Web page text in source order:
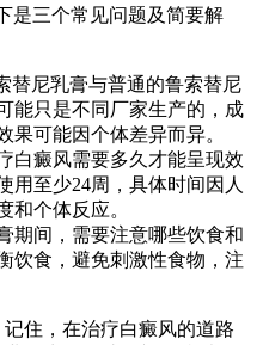
是三个常见问题及简要解
替尼乳膏与普通的鲁索替尼
能只是不同厂家生产的，成
果可能因个体差异而异。
白癜风需要多久才能呈现效
用至少24周，具体时间因人
和个体反应。
期间，需要注意哪些饮食和
饮食，避免刺激性食物，注
住，在治疗白癜风的道路